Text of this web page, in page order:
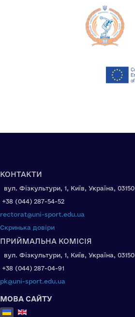
КОНТАКТИ
вул. Фізкультури, 1, Київ, Україна, 03150
+38 (044) 287-54-52
rectorat@uni-sport.edu.ua
Скринька довіри
ПРИЙМАЛЬНА КОМІСІЯ
вул. Фізкультури, 1, Київ, Україна, 03150
+38 (044) 287-04-91
pk@uni-sport.edu.ua
МОВА САЙТУ
Оберіть свою мову